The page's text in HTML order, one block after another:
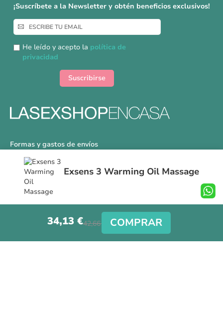
Exsens 3 Warming Oil Massage
34,13 €42,66 € COMPRAR
¡Suscríbete a la Newsletter y obtén beneficios exclusivos!
Inscríbase
a
nuestro
boletín
He leído y acepto la política de
privacidad
Suscribirse
Formas y gastos de envíos
Devoluciones
Información Tallas
Protección a Compradores
Nuestra Tienda
Aviso Legal
Síguenos en nuestras redes sociales